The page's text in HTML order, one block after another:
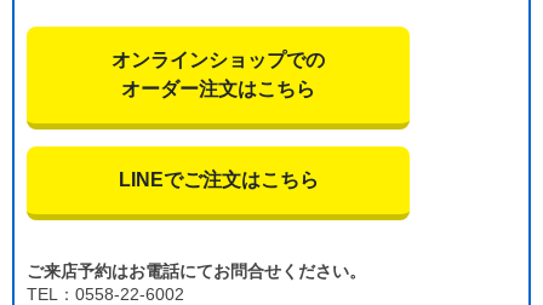
オンラインショップでの
オーダー注文はこちら
LINEでご注文はこちら
ご来店予約はお電話にてお問合せください。
TEL：0558-22-6002